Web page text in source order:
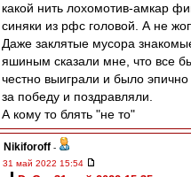
какой нить лохомотив-амкар
синяки из рфс головой. А не
Даже заклятые мусора
яшиным сказали мне, что все
честно выиграли и было
за победу и поздравляли.
А кому то блять "не то"
Nikiforoff -
31 май 2022 15:54